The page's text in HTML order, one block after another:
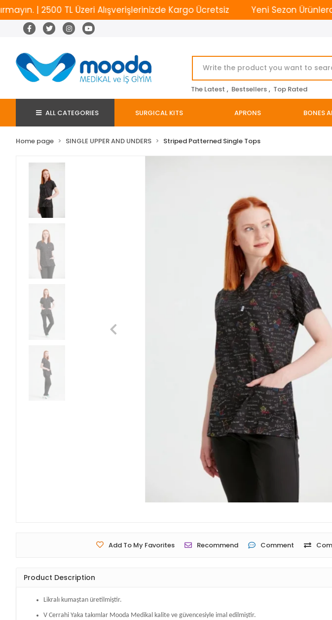
| 2500 TL Üzeri Alışverişlerinizde Kargo Ücretsiz Yeni Sezon Ürünlerde
The Latest , Bestsellers , Top Rated
ALL CATEGORIES SURGICAL KITS APRONS BONES
Home page SINGLE UPPER AND UNDERS Striped Patterned Single Tops
Add To My Favorites Recommend Comment
Product Description
Likralı kumaştan üretilmiştir.
V Cerrahi Yaka takımlar Mooda Medikal kalite ve güvencesiyle imal edilmiştir.